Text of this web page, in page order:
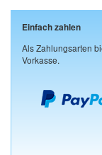
Einfach zahlen
Als Zahlungsarten
Vorkasse.